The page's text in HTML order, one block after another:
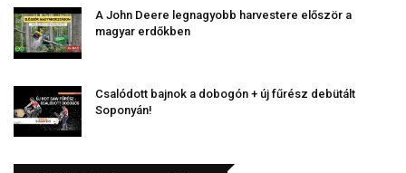
A John Deere legnagyobb harvestere először a
magyar erdőkben
Csalódott bajnok a dobogón + új fűrész debütált
Soponyán!